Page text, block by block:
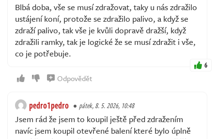
Blbá doba, vše se musí zdražovat, taky u nás zdražilo
ustájení koní, protože se zdražilo palivo, a když se
zdraží palivo, tak vše je kvůli dopravě dražší, když
zdražili ramky, tak je logické že se musí zdražit i vše,
co je potřebuje.
6
Odpovědět
pedro1pedro pátek, 8. 5. 2026, 10:48
Jsem rád že jsem to koupil ještě před zdražením
navíc jsem koupil otevřené balení které bylo úplně